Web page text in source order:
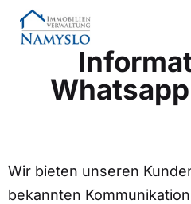
Wir bieten unseren
bekannten